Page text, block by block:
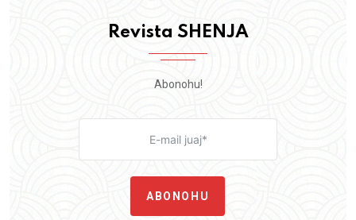
Revista SHENJA
Abonohu!
ABONOHU